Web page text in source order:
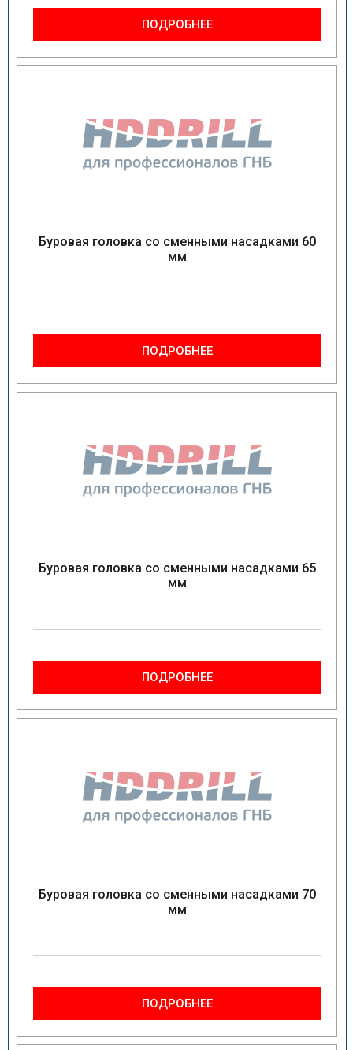
ПОДРОБНЕЕ
Буровая головка со сменными насадками 60
мм
ПОДРОБНЕЕ
Буровая головка со сменными насадками 65
мм
ПОДРОБНЕЕ
Буровая головка со сменными насадками 70
мм
ПОДРОБНЕЕ